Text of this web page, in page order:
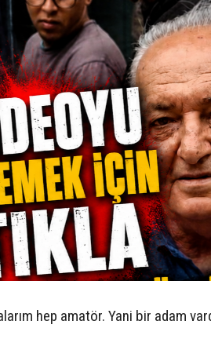
hep amatör. Yani bir adam